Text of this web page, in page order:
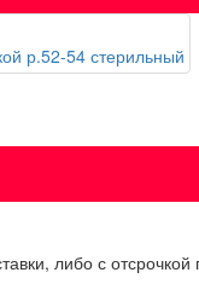
либо с